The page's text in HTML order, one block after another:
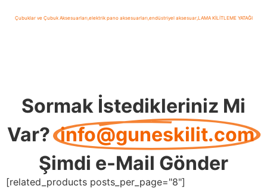
Çubuklar ve Çubuk Aksesuarları,elektrik pano aksesuarları,endüstriyel aksesuar,LAMA KİLİTLEME YATAĞI
Sormak İstedikleriniz Mi
Var? info@guneskilit.com
Şimdi e-Mail Gönder
[related_products posts_per_page="8"]